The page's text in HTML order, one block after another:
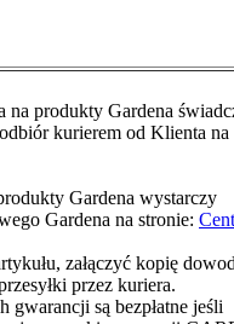
na produkty Gardena
kurierem od Klienta na
Gardena wystarczy
Gardena na stronie:
załączyć kopię
przez kuriera.
gwarancji są bezpłatne jeśli